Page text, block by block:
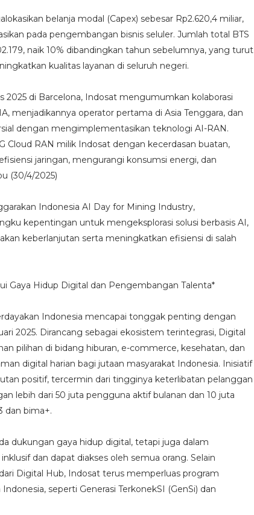
belanja modal (Capex) sebesar Rp2.620,4 miliar,
pada pengembangan bisnis seluler. Jumlah total BTS
naik 10% dibandingkan tahun sebelumnya, yang turut
kualitas layanan di seluruh negeri.
2025 di Barcelona, Indosat mengumumkan kolaborasi
menjadikannya operator pertama di Asia Tenggara, dan
dengan mengimplementasikan teknologi AI-RAN.
Cloud RAN milik Indosat dengan kecerdasan buatan,
jaringan, mengurangi konsumsi energi, dan
(30/4/2025)
Indonesia AI Day for Mining Industry,
kepentingan untuk mengeksplorasi solusi berbasis AI,
keberlanjutan serta meningkatkan efisiensi di salah
Gaya Hidup Digital dan Pengembangan Talenta*
Indonesia mencapai tonggak penting dengan
2025. Dirancang sebagai ekosistem terintegrasi, Digital
pilihan di bidang hiburan, e-commerce, kesehatan, dan
digital harian bagi jutaan masyarakat Indonesia. Inisiatif
positif, tercermin dari tingginya keterlibatan pelanggan
lebih dari 50 juta pengguna aktif bulanan dan 10 juta
dan bima+.
dukungan gaya hidup digital, tetapi juga dalam
dan dapat diakses oleh semua orang. Selain
Digital Hub, Indosat terus memperluas program
seperti Generasi TerkonekSI (GenSi) dan